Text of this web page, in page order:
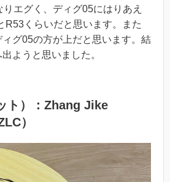
エグく、ディグ05にはりあえ
R53くらいだと思います。また
グ05の方が上だと思います。結
ようと思いました。
ト）：Zhang Jike
）